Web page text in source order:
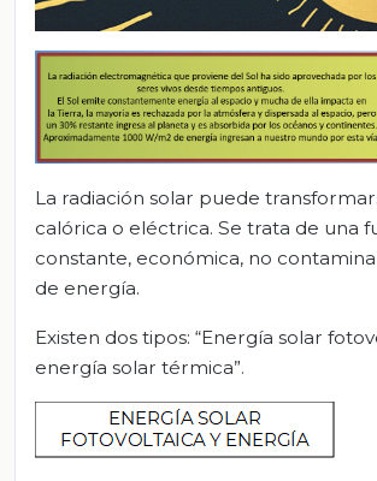
La radiación solar puede
calórica o eléctrica. Se trata de una
constante, económica, no
de energía.
Existen dos tipos: “Energía solar
energía solar térmica”.